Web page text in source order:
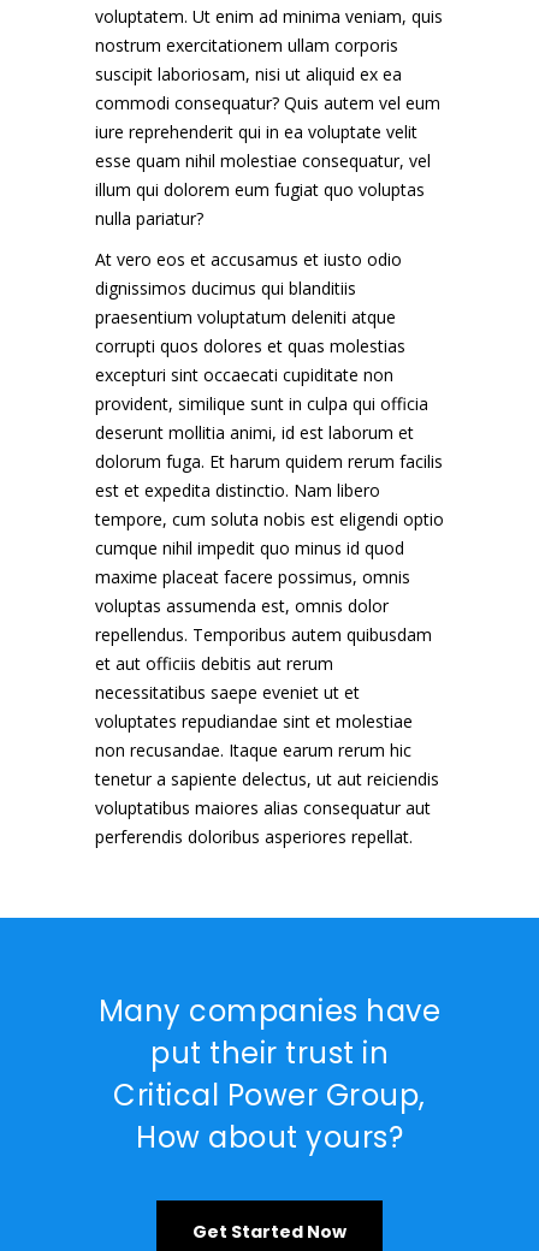
voluptatem. Ut enim ad minima veniam, quis
nostrum exercitationem ullam corporis
suscipit laboriosam, nisi ut aliquid ex ea
commodi consequatur? Quis autem vel eum
iure reprehenderit qui in ea voluptate velit
esse quam nihil molestiae consequatur, vel
illum qui dolorem eum fugiat quo voluptas
nulla pariatur?
At vero eos et accusamus et iusto odio
dignissimos ducimus qui blanditiis
praesentium voluptatum deleniti atque
corrupti quos dolores et quas molestias
excepturi sint occaecati cupiditate non
provident, similique sunt in culpa qui officia
deserunt mollitia animi, id est laborum et
dolorum fuga. Et harum quidem rerum facilis
est et expedita distinctio. Nam libero
tempore, cum soluta nobis est eligendi optio
cumque nihil impedit quo minus id quod
maxime placeat facere possimus, omnis
voluptas assumenda est, omnis dolor
repellendus. Temporibus autem quibusdam
et aut officiis debitis aut rerum
necessitatibus saepe eveniet ut et
voluptates repudiandae sint et molestiae
non recusandae. Itaque earum rerum hic
tenetur a sapiente delectus, ut aut reiciendis
voluptatibus maiores alias consequatur aut
perferendis doloribus asperiores repellat.
Many companies have
put their trust in
Critical Power Group,
How about yours?
Get Started Now